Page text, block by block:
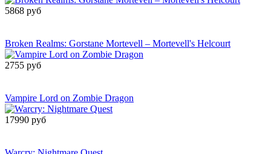
5868 руб
Broken Realms: Gorstane Mortevell – Mortevell's Helcourt
2755 руб
Vampire Lord on Zombie Dragon
17990 руб